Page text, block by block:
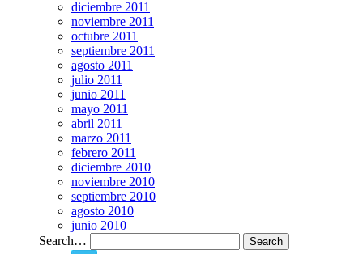
diciembre 2011
noviembre 2011
octubre 2011
septiembre 2011
agosto 2011
julio 2011
junio 2011
mayo 2011
abril 2011
marzo 2011
febrero 2011
diciembre 2010
noviembre 2010
septiembre 2010
agosto 2010
junio 2010
Search…